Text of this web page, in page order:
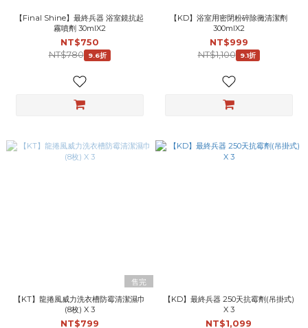
【Final Shine】最終兵器 浴室鏡抗起
霧噴劑 30mlX2
NT$750
NT$780
9.6折
【KD】浴室用密閉粉碎除黴清潔劑
300mlX2
NT$999
NT$1,100
9.1折
售完
【KT】龍捲風威力洗衣槽防霉清潔濕巾
(8枚) X 3
NT$799
【KD】最終兵器 250天抗霉劑(吊掛式)
X 3
NT$1,099